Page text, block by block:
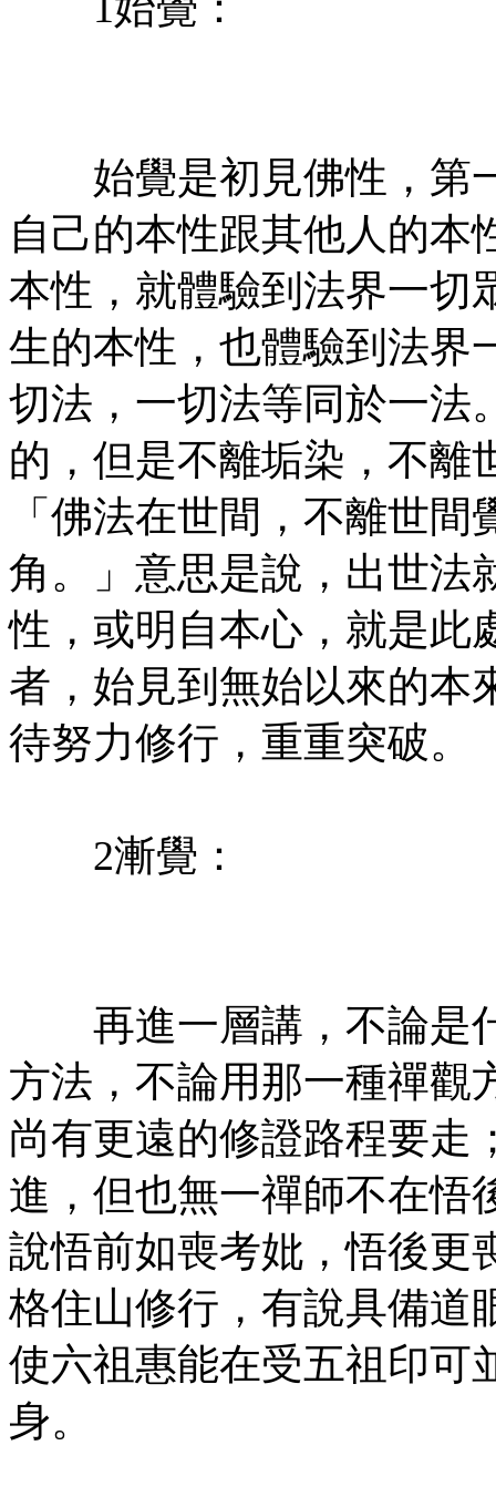
始覺是初見佛性，第
自己的本性跟其他人的本
本性，就體驗到法界一切
生的本性，也體驗到法界
切法，一切法等同於一法
的，但是不離垢染，不離
「佛法在世間，不離世
角。」意思是說，出世法
性，或明自本心，就是此
者，始見到無始以來的本
待努力修行，重重突破。
2漸覺：
再進一層講，不論是
方法，不論用那一種禪觀
尚有更遠的修證路程要走
進，但也無一禪師不在悟
說悟前如喪考妣，悟後更
格住山修行，有說具備道
使六祖惠能在受五祖印可
身。